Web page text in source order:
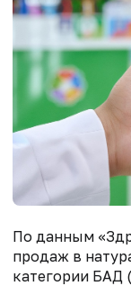
По данным
продаж в
категории БАД